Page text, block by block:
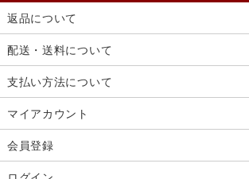
返品について
配送・送料について
支払い方法について
マイアカウント
会員登録